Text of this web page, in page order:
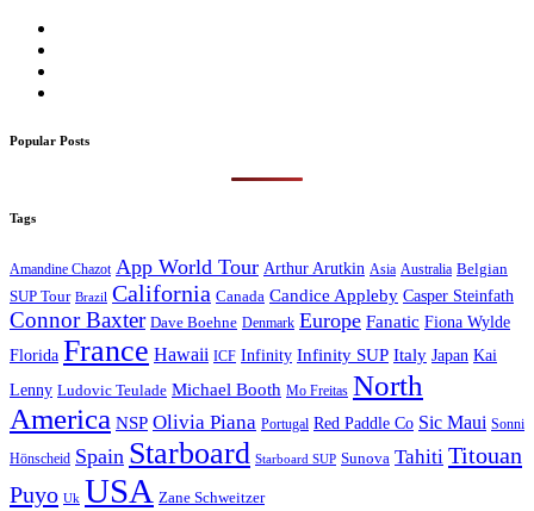
Popular Posts
Tags
Amandine Chazot App World Tour Arthur Arutkin Asia Australia Belgian
SUP Tour Brazil California Canada Candice Appleby Casper Steinfath
Connor Baxter Dave Boehne Denmark Europe Fanatic Fiona Wylde
Florida France Hawaii ICF Infinity Infinity SUP Italy Japan Kai
Lenny Ludovic Teulade Michael Booth Mo Freitas North
America NSP Olivia Piana Portugal Red Paddle Co Sic Maui Sonni
Hönscheid Spain Starboard Starboard SUP Sunova Tahiti Titouan
Puyo Uk USA Zane Schweitzer